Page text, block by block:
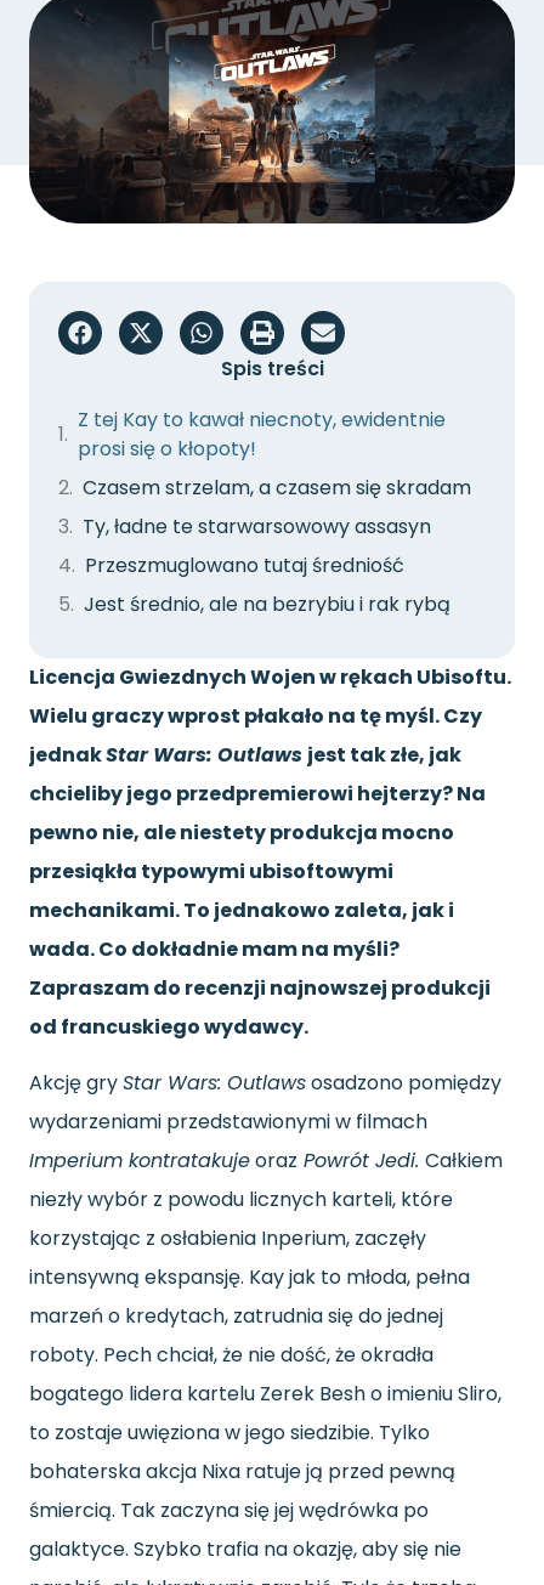
Spis treści
Z tej Kay to kawał niecnoty, ewidentnie
prosi się o kłopoty!
Czasem strzelam, a czasem się skradam
Ty, ładne te starwarsowowy assasyn
Przeszmuglowano tutaj średniość
Jest średnio, ale na bezrybiu i rak rybą
Licencja Gwiezdnych Wojen w rękach Ubisoftu.
Wielu graczy wprost płakało na tę myśl. Czy
jednakStar Wars: Outlaws jest tak złe, jak
chcieliby jego przedpremierowi hejterzy? Na
pewno nie, ale niestety produkcja mocno
przesiąkła typowymi ubisoftowymi
mechanikami. To jednakowo zaleta, jak i
wada. Co dokładnie mam na myśli?
Zapraszam do recenzji najnowszej produkcji
od francuskiego wydawcy.
Akcję gryStar Wars: Outlawsosadzono pomiędzy
wydarzeniami przedstawionymi w filmach
Imperium kontratakujeoraz Powrót Jedi. Całkiem
niezły wybór z powodu licznych karteli, które
korzystając z osłabienia Inperium, zaczęły
intensywną ekspansję. Kay jak to młoda, pełna
marzeń o kredytach, zatrudnia się do jednej
roboty. Pech chciał, że nie dość, że okradła
bogatego lidera kartelu Zerek Besh o imieniu Sliro,
to zostaje uwięziona w jego siedzibie. Tylko
bohaterska akcja Nixa ratuje ją przed pewną
śmiercią. Tak zaczyna się jej wędrówka po
galaktyce. Szybko trafia na okazję, aby się nie